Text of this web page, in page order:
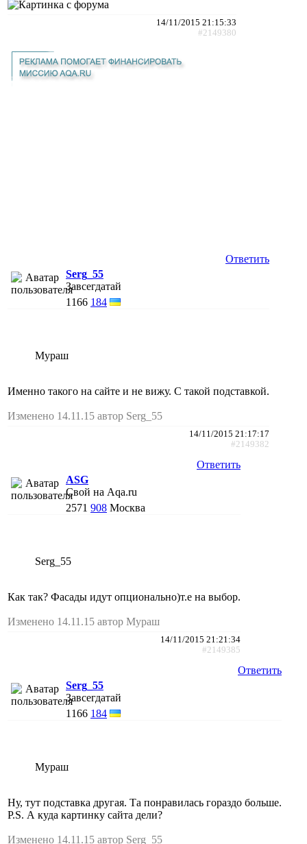
14/11/2015 21:15:33
#2149380
Ответить
Serg_55
Завсегдатай
1166 184
Мураш
Именно такого на сайте и не вижу. С такой подставкой.
Изменено 14.11.15 автор Serg_55
14/11/2015 21:17:17
#2149382
Ответить
АSG
Свой на Aqa.ru
2571 908 Москва
Serg_55
Как так? Фасады идут опционально)т.е на выбор.
Изменено 14.11.15 автор Мураш
14/11/2015 21:21:34
#2149385
Ответить
Serg_55
Завсегдатай
1166 184
Мураш
Ну, тут подставка другая. Та понравилась гораздо больше.
P.S. А куда картинку сайта дели?
Изменено 14.11.15 автор Serg_55